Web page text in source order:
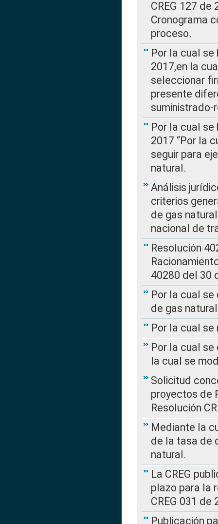
CREG 127 de
Cronograma
proceso.
Por la cual se
2017,en la
seleccionar
presente
Por la cual se
2017 “Por la
seguir para
natural.
Análisis
criterios
de gas
nacional de
Resolución
40280 del 30
Por la cual
de gas natural
Por la cual se
Por la cual se
la cual se
Solicitud
proyectos de
Resolución
Mediante la
de la tasa de
natural.
La CREG
plazo para la
CREG 031 de
Publicación